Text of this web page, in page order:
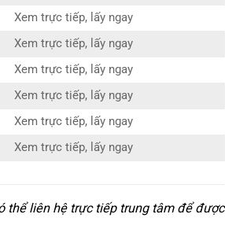
Xem trực tiếp, lấy ngay
Xem trực tiếp, lấy ngay
Xem trực tiếp, lấy ngay
Xem trực tiếp, lấy ngay
Xem trực tiếp, lấy ngay
Xem trực tiếp, lấy ngay
thể liên hệ trực tiếp trung tâm để được